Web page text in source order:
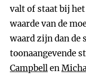
valt of staat bij
waarde van de
waard zijn dan de
toonaangevende
Campbellen